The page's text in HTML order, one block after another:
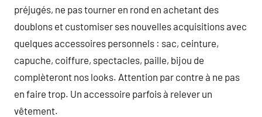
préjugés, ne pas tourner en rond en achetant des
doublons et customiser ses nouvelles acquisitions avec
quelques accessoires personnels : sac, ceinture,
capuche, coiffure, spectacles, paille, bijou de
complèteront nos looks. Attention par contre à ne pas
en faire trop. Un accessoire parfois à relever un
vêtement.